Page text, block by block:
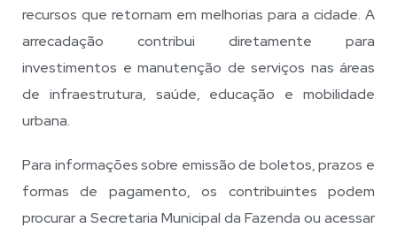
recursos que retornam em melhorias para a cidade. A
arrecadação contribui diretamente para
investimentos e manutenção de serviços nas áreas
de infraestrutura, saúde, educação e mobilidade
urbana.
Para informações sobre emissão de boletos, prazos e
formas de pagamento, os contribuintes podem
procurar a Secretaria Municipal da Fazenda ou acessar